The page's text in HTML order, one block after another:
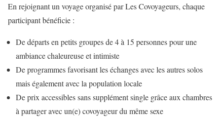
En rejoignant un voyage organisé par Les Covoyageurs, chaque
participant bénéficie :
De départs en petits groupes de 4 à 15 personnes pour une
ambiance chaleureuse et intimiste
De programmes favorisant les échanges avec les autres solos
mais également avec la population locale
De prix accessibles sans supplément single grâce aux chambres
à partager avec un(e) covoyageur du même sexe